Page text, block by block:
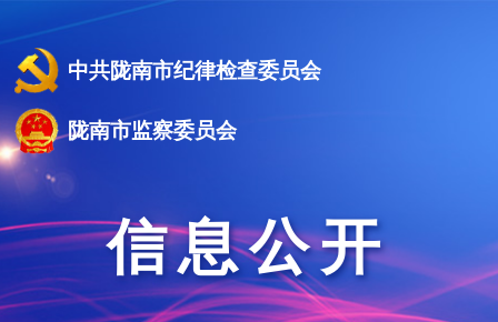
中共陇南市纪律检查委员会
陇南市监察委员会
信息公开